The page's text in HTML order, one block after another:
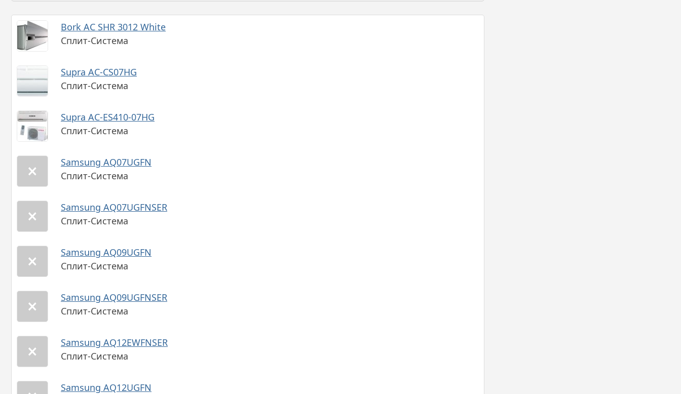
Bork AC SHR 3012 White
Сплит-Система
Supra AC-CS07HG
Сплит-Система
Supra AC-ES410-07HG
Сплит-Система
Samsung AQ07UGFN
Сплит-Система
Samsung AQ07UGFNSER
Сплит-Система
Samsung AQ09UGFN
Сплит-Система
Samsung AQ09UGFNSER
Сплит-Система
Samsung AQ12EWFNSER
Сплит-Система
Samsung AQ12UGFN